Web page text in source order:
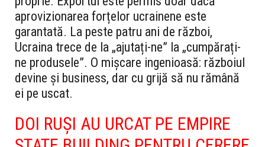
aprovizionarea forțelor ucrainene este
garantată. La peste patru ani de război,
Ucraina trece de la „ajutați-ne” la „cumpărați-
ne produsele”. O mișcare ingenioasă: războiul
devine și business, dar cu grijă să nu rămână
ei pe uscat.
DOI RUȘI AU URCAT PE EMPIRE